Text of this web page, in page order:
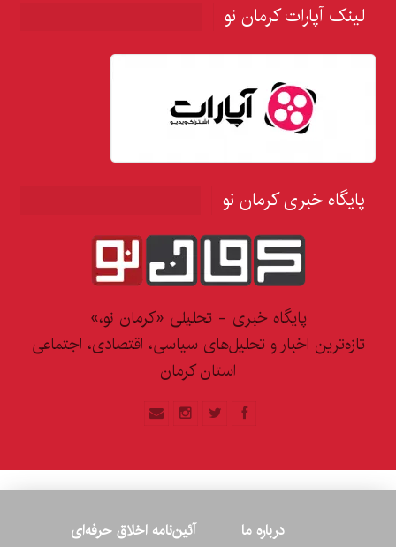
لینک آپارات کرمان نو
پایگاه خبری کرمان نو
پایگاه خبری - تحلیلی «کرمان نو،»
تازه‌ترین اخبار و تحلیل‌های سیاسی، اقتصادی، اجتماعی
استان کرمان
درباره ما آئین‌نامه اخلاق حرفه‌ای